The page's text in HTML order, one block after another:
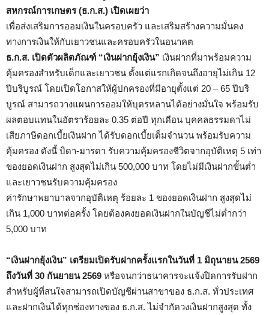
สหกรณ์การเกษตร (ธ.ก.ส.) เปิดเผยว่า
เพื่อส่งเสริมการออมเงินในครอบครัว และเสริมสร้างความมั่นคง
ทางการเงินให้กับเยาวชนและครอบครัวในอนาคต
ธ.ก.ส. เปิดตัวผลิตภัณฑ์ “เงินฝากยุ้งเงิน” เงินฝากที่มาพร้อมความ
คุ้มครองสำหรับเด็กและเยาวชน ตั้งแต่แรกเกิดจนถึงอายุไม่เกิน 12
ปีบริบูรณ์ โดยเปิดโอกาสให้ผู้ปกครองที่มีอายุตั้งแต่ 20 – 65 ปีบริ
บูรณ์ สามารถวางแผนการออมให้บุตรหลานได้อย่างมั่นใจ พร้อมรับ
ผลตอบแทนในอัตราร้อยละ 0.35 ต่อปี ทุกเดือน บุคคลธรรมดาไม่
เสียภาษีดอกเบี้ยเงินฝาก ได้รับดอกเบี้ยเต็มจำนวน พร้อมรับความ
คุ้มครอง ดังนี้ บิดา-มารดา รับความคุ้มครองชีวิตจากอุบัติเหตุ 5 เท่า
ของยอดเงินฝาก สูงสุดไม่เกิน 500,000 บาท โดยไม่มีเงินฝากขั้นต่ำ
และเยาวชนรับความคุ้มครอง
ค่ารักษาพยาบาลจากอุบัติเหตุ ร้อยละ 1 ของยอดเงินฝาก สูงสุดไม่
เกิน 1,000 บาทต่อครั้ง โดยต้องคงยอดเงินฝากในบัญชีไม่ต่ำกว่า
5,000 บาท
“เงินฝากยุ้งเงิน” เตรียมเปิดรับฝากครั้งแรกในวันที่ 1 มิถุนายน 2569
ถึงวันที่ 30 กันยายน 2569 หรือจนกว่าธนาคารจะแจ้งปิดการรับฝาก
สำหรับผู้ที่สนใจสามารถเปิดบัญชีผ่านสาขาของ ธ.ก.ส. ทั่วประเทศ
และฝากเงินได้ทุกช่องทางของ ธ.ก.ส. ไม่จำกัดวงเงินฝากสูงสุด ทั้ง